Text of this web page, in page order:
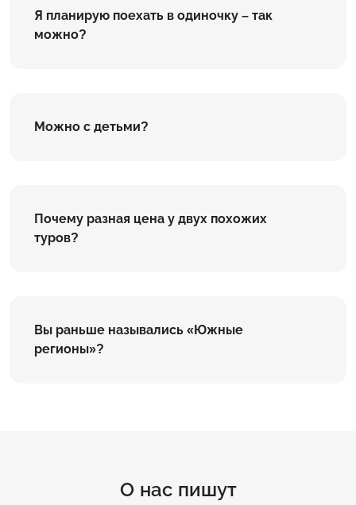
Я планирую поехать в одиночку – так
можно?
Можно с детьми?
Почему разная цена у двух похожих
туров?
Вы раньше назывались «Южные
регионы»?
О нас пишут